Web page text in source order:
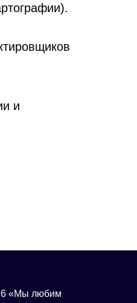
и
«Мы любим